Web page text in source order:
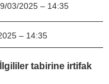
03/2025 – 14:35
– 14:35
tabirine irtifak